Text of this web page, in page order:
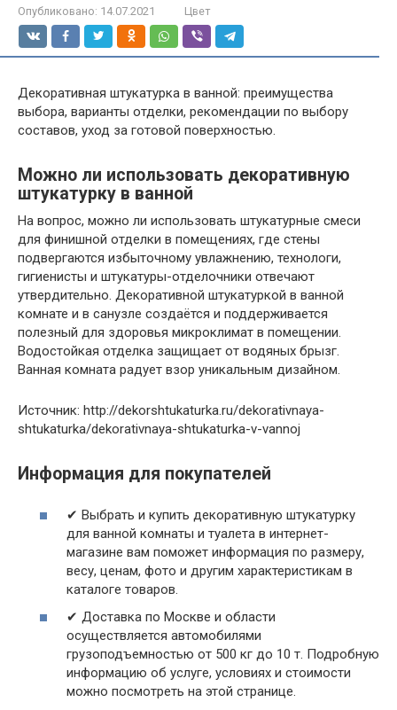
Опубликовано: 14.07.2021 Цвет
Декоративная штукатурка в ванной: преимущества
выбора, варианты отделки, рекомендации по выбору
составов, уход за готовой поверхностью.
Можно ли использовать декоративную
штукатурку в ванной
На вопрос, можно ли использовать штукатурные смеси
для финишной отделки в помещениях, где стены
подвергаются избыточному увлажнению, технологи,
гигиенисты и штукатуры-отделочники отвечают
утвердительно. Декоративной штукатуркой в ванной
комнате и в санузле создаётся и поддерживается
полезный для здоровья микроклимат в помещении.
Водостойкая отделка защищает от водяных брызг.
Ванная комната радует взор уникальным дизайном.
Источник: http://dekorshtukaturka.ru/dekorativnaya-
shtukaturka/dekorativnaya-shtukaturka-v-vannoj
Информация для покупателей
✔ Выбрать и купить декоративную штукатурку
для ванной комнаты и туалета в интернет-
магазине вам поможет информация по размеру,
весу, ценам, фото и другим характеристикам в
каталоге товаров.
✔ Доставка по Москве и области
осуществляется автомобилями
грузоподъемностью от 500 кг до 10 т. Подробную
информацию об услуге, условиях и стоимости
можно посмотреть на этой странице.